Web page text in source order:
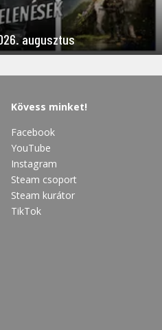
augusztus
Kövess minket!
Facebook
YouTube
Instagram
Steam csoport
Steam kurátor
TikTok